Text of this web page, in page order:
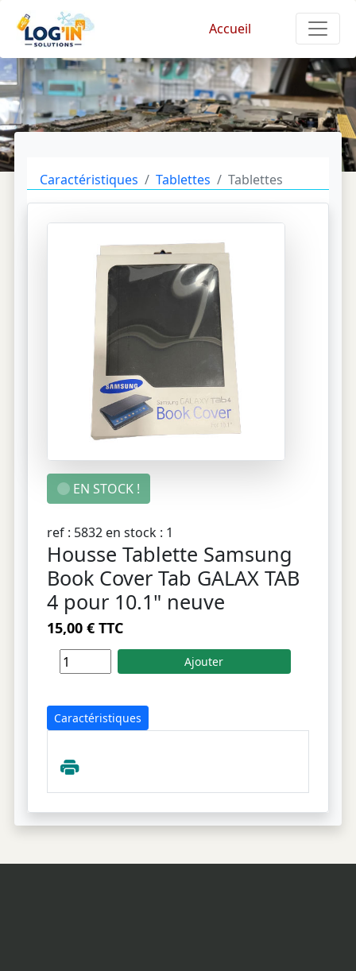
Accueil
Caractéristiques Tablettes Tablettes
EN STOCK !
ref : 5832 en stock : 1
Housse Tablette Samsung
Book Cover Tab GALAX TAB
4 pour 10.1" neuve
15,00 € TTC
Caractéristiques